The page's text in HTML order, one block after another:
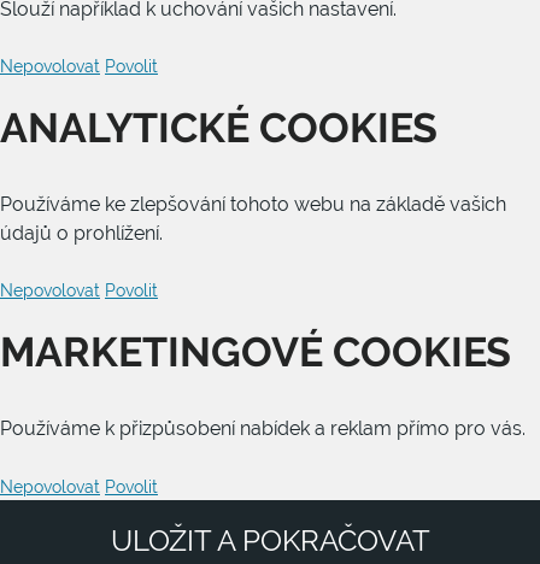
Slouží například k uchování vašich nastavení.
Nepovolovat Povolit
ANALYTICKÉ COOKIES
Používáme ke zlepšování tohoto webu na základě vašich
údajů o prohlížení.
Nepovolovat Povolit
MARKETINGOVÉ COOKIES
Používáme k přizpůsobení nabídek a reklam přímo pro vás.
Nepovolovat Povolit
ULOŽIT A POKRAČOVAT